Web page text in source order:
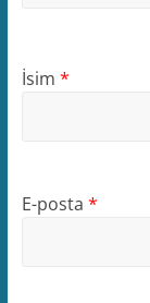
İsim *
E-posta *